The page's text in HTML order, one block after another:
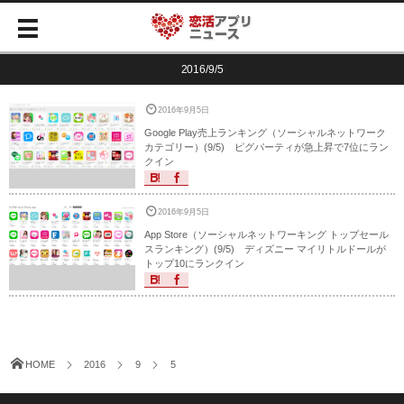
2016/9/5
2016年9月5日
Google Play売上ランキング（ソーシャルネットワーク
カテゴリー）(9/5) ピグパーティが急上昇で7位にラン
クイン
2016年9月5日
App Store（ソーシャルネットワーキング トップセール
スランキング）(9/5) ディズニー マイリトルドールが
トップ10にランクイン
HOME 2016 9 5